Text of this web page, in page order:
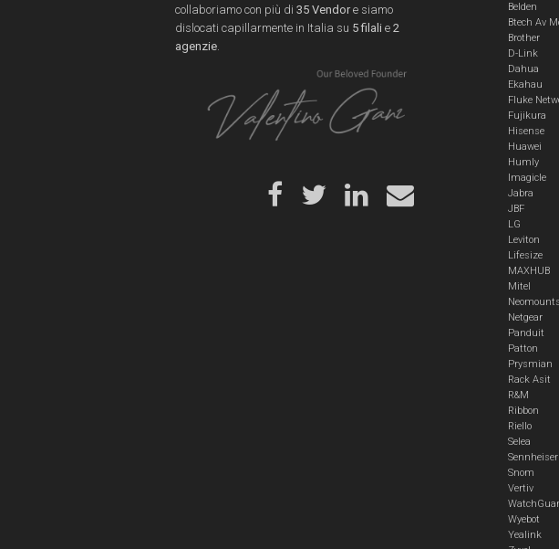
collaboriamo con più di 35 Vendore siamo
dislocati capillarmente in Italia su 5 filali e 2
agenzie.
Belden
Btech Av
Brother
D-Link
Dahua
Ekahau
Fluke
Fujikura
Hisense
Huawei
Humly
Imagicle
Jabra
JBF
LG
Leviton
Lifesize
MAXHUB
Mitel
Neomounts
Netgear
Panduit
Patton
Prysmian
Rack Asit
R&M
Ribbon
Riello
Selea
Sennheiser
Snom
Vertiv
Wyebot
Yealink